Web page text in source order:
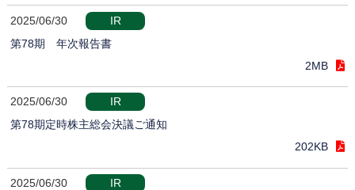
2025/06/30
IR
第78期 年次報告書
2MB
2025/06/30
IR
第78期定時株主総会決議ご通知
202KB
2025/06/30
IR